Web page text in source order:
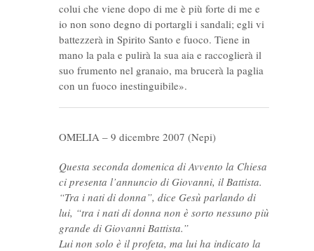
colui che viene dopo di me è più forte di me e
io non sono degno di portargli i sandali; egli vi
battezzerà in Spirito Santo e fuoco. Tiene in
mano la pala e pulirà la sua aia e raccoglierà il
suo frumento nel granaio, ma brucerà la paglia
con un fuoco inestinguibile».
OMELIA – 9 dicembre 2007 (Nepi)
Questa seconda domenica di Avvento la Chiesa
ci presenta l’annuncio di Giovanni, il Battista.
“Tra i nati di donna”, dice Gesù parlando di
lui, “tra i nati di donna non è sorto nessuno più
grande di Giovanni Battista.”
Lui non solo è il profeta, ma lui ha indicato la